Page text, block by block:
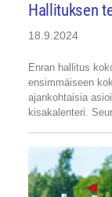
Hallituksen
18.9.2024
Enran hallitus
ensimmäiseen
ajankohtaisia
kisakalenteri.